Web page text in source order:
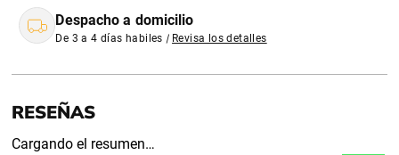
Despacho a domicilio
De 3 a 4 días habiles | Revisa los detalles
Cargando el resumen…